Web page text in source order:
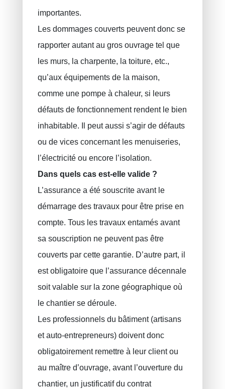
importantes.
Les dommages couverts peuvent donc se
rapporter autant au gros ouvrage tel que
les murs, la charpente, la toiture, etc.,
qu’aux équipements de la maison,
comme une pompe à chaleur, si leurs
défauts de fonctionnement rendent le bien
inhabitable. Il peut aussi s’agir de défauts
ou de vices concernant les menuiseries,
l’électricité ou encore l’isolation.
Dans quels cas est-elle valide ?
L’assurance a été souscrite avant le
démarrage des travaux pour être prise en
compte. Tous les travaux entamés avant
sa souscription ne peuvent pas être
couverts par cette garantie. D’autre part, il
est obligatoire que l’assurance décennale
soit valable sur la zone géographique où
le chantier se déroule.
Les professionnels du bâtiment (artisans
et auto-entrepreneurs) doivent donc
obligatoirement remettre à leur client ou
au maître d’ouvrage, avant l’ouverture du
chantier, un justificatif du contrat